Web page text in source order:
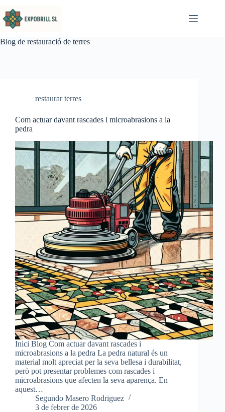
Blog de restauració de terres
restaurar terres
Com actuar davant rascades i microabrasions a la
pedra
Inici Blog Com actuar davant rascades i
microabrasions a la pedra La pedra natural és un
material molt apreciat per la seva bellesa i durabilitat,
però pot presentar problemes com rascades i
microabrasions que afecten la seva aparença. En
aquest…
Segundo Masero Rodriguez
3 de febrer de 2026